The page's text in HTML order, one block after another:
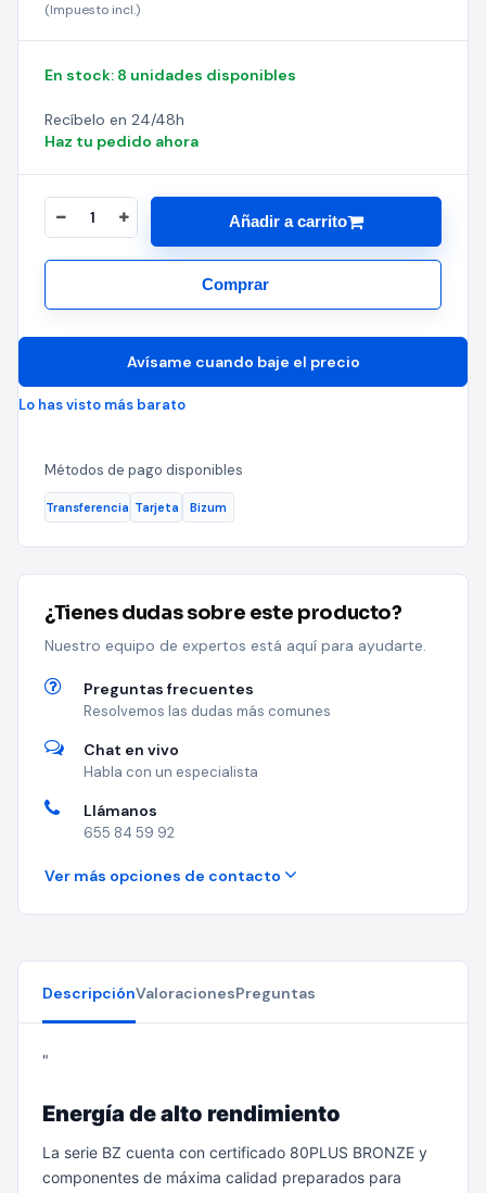
(Impuesto incl.)
En stock: 8 unidades disponibles
Recíbelo en 24/48h
Haz tu pedido ahora
Añadir a carrito
Comprar
Avísame cuando baje el precio
Lo has visto más barato
Métodos de pago disponibles
Transferencia Tarjeta Bizum
¿Tienes dudas sobre este producto?
Nuestro equipo de expertos está aquí para ayudarte.
Preguntas frecuentes
Resolvemos las dudas más comunes
Chat en vivo
Habla con un especialista
Llámanos
655 84 59 92
Ver más opciones de contacto
DescripciónValoracionesPreguntas
"
Energía de alto rendimiento
La serie BZ cuenta con certificado 80PLUS BRONZE y
componentes de máxima calidad preparados para